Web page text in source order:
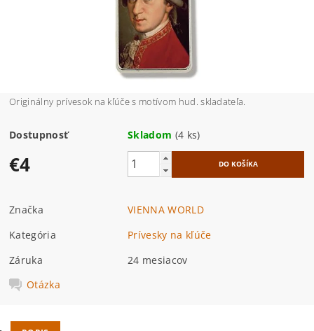
Originálny prívesok na kľúče s motívom hud. skladateľa.
Dostupnosť Skladom (4 ks)
€4
Značka
VIENNA WORLD
Kategória
Prívesky na kľúče
Záruka
24 mesiacov
Otázka